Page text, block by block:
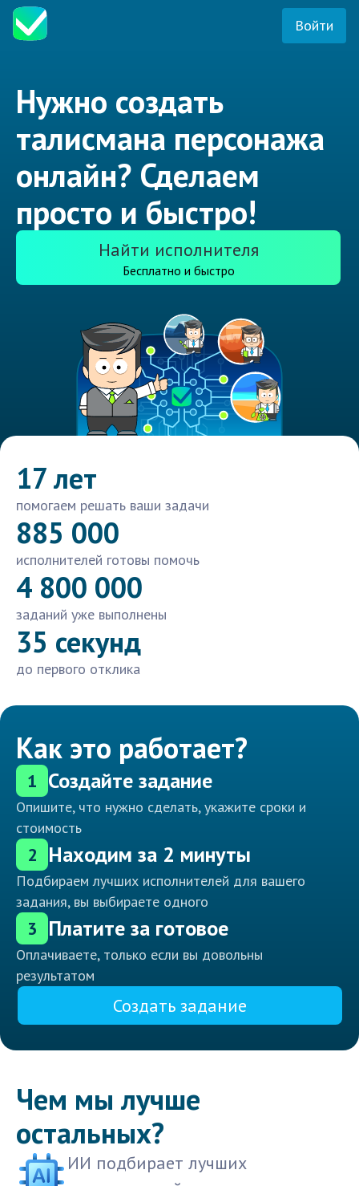
Войти
Нужно создать
талисмана персонажа
онлайн? Сделаем
просто и быстро!
Найти исполнителя
Бесплатно и быстро
17 лет
помогаем решать ваши задачи
885 000
исполнителей готовы помочь
4 800 000
заданий уже выполнены
35 секунд
до первого отклика
Как это работает?
1 Создайте задание
Опишите, что нужно сделать, укажите сроки и
стоимость
2 Находим за 2 минуты
Подбираем лучших исполнителей для вашего
задания, вы выбираете одного
3 Платите за готовое
Оплачиваете, только если вы довольны
результатом
Создать задание
Чем мы лучше
остальных?
ИИ подбирает лучших